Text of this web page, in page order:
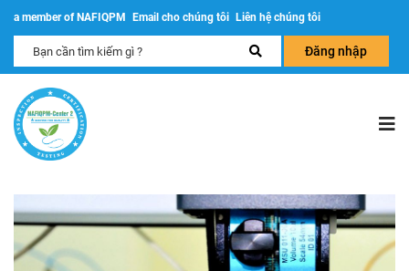
a member of NAFIQPM Email cho chúng tôi Liên hệ chúng tôi
Đăng nhập